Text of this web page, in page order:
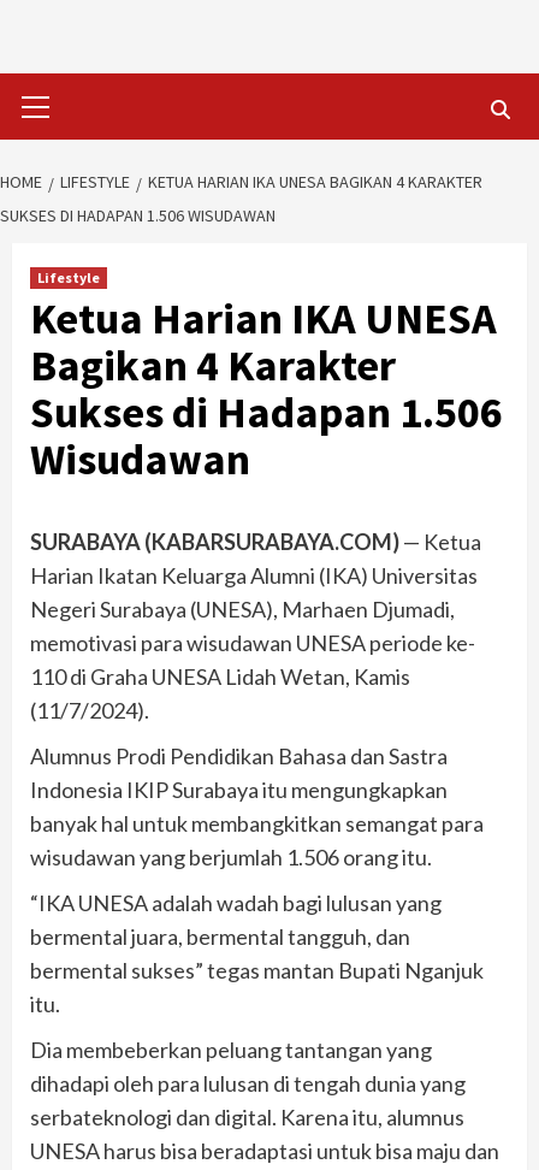
Menu
HOME LIFESTYLE
KETUA HARIAN IKA UNESA BAGIKAN 4 KARAKTER
SUKSES DI HADAPAN 1.506 WISUDAWAN
Lifestyle
Ketua Harian IKA UNESA
Bagikan 4 Karakter
Sukses di Hadapan 1.506
Wisudawan
SURABAYA (KABARSURABAYA.COM)— Ketua
Harian Ikatan Keluarga Alumni (IKA) Universitas
Negeri Surabaya (UNESA), Marhaen Djumadi,
memotivasi para wisudawan UNESA periode ke-
110 di Graha UNESA Lidah Wetan, Kamis
(11/7/2024).
Alumnus Prodi Pendidikan Bahasa dan Sastra
Indonesia IKIP Surabaya itu mengungkapkan
banyak hal untuk membangkitkan semangat para
wisudawan yang berjumlah 1.506 orang itu.
“IKA UNESA adalah wadah bagi lulusan yang
bermental juara, bermental tangguh, dan
bermental sukses” tegas mantan Bupati Nganjuk
itu.
Dia membeberkan peluang tantangan yang
dihadapi oleh para lulusan di tengah dunia yang
serbateknologi dan digital. Karena itu, alumnus
UNESA harus bisa beradaptasi untuk bisa maju dan